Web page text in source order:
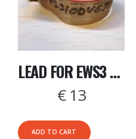
LEAD FOR EWS3 MASK 0D46J
ADD TO CART